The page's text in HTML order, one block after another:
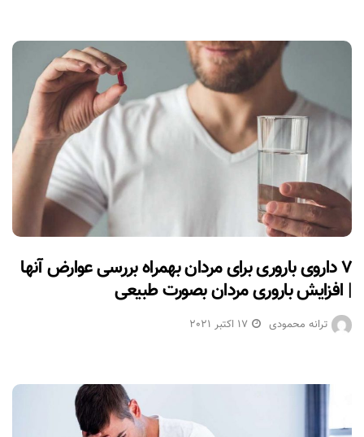
۷ داروی باروری برای مردان بهمراه بررسی عوارض آنها
| افزایش باروری مردان بصورت طبیعی
ترانه محمودی 17 اکتبر 2021